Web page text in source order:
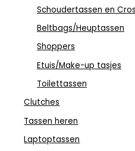
Schoudertassen en
Beltbags/Heuptassen
Shoppers
Etuis/Make-up tasjes
Toilettassen
Clutches
Tassen heren
Laptoptassen